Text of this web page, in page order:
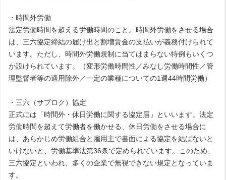
・時間外労働
法定労働時間を超える労働時間のこと。時間外労働をさせる場合
は、三六協定締結の届け出と割増賃金の支払いが義務付けられて
います。ただし、時間外労働規制に当てはまらない特例もいくつ
か設けられています。（変形労働時間性／みなし労働時間性／管
理監督者等の適用除外／一定の業種についての1週44時間労働）
・三六（サブロク）協定
正式には「時間外・休日労働に関する協定届」といいます。法定
労働時間を超えて労働者を働かせる、休日労働をさせる場合に
は、あらかじめ労働組合と雇用主で書面による協定を結ばないと
いけないと、労働基準法第36条で定められています。このため、
三六協定といわれ、多くの企業で無視できない規定となっていま
す。